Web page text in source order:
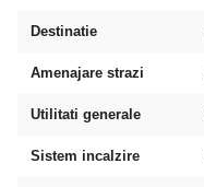
Destinatie
Amenajare strazi
Utilitati generale
Sistem incalzire